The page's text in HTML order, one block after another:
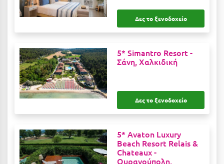
Μεθώνη
Μεσολόγγι
Μεσσηνία
Μετέωρα
Μέτσοβο
Μήλος
Δες το ξενοδοχείο
5* Simantro Resort -
Σάνη, Χαλκιδική
Δες το ξενοδοχείο
5* Avaton Luxury
Beach Resort Relais &
Chateaux -
Ουρανούπολη,